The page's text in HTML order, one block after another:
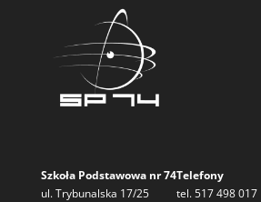
Szkoła Podstawowa nr 74
ul. Trybunalska 17/25
Telefony
tel. 517 498 017